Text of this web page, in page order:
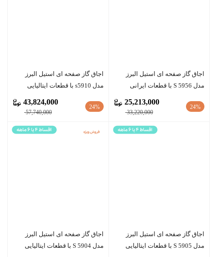
اجاق گاز صفحه ای استیل البرز
مدل S 5956 با قطعات ایرانی
24%
33,220,000
25,213,000
اجاق گاز صفحه ای استیل البرز
مدل s5910 با قطعات ایتالیایی
24%
57,740,000
43,824,000
اجاق گاز صفحه ای استیل البرز
مدل S 5905 با قطعات ایتالیایی
اجاق گاز صفحه ای استیل البرز
مدل S 5904 با قطعات ایتالیایی